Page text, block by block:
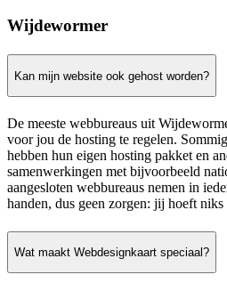
Wijdewormer
Kan mijn website ook gehost worden?
De meeste webbureaus uit
voor jou de hosting te regelen.
hebben hun eigen hosting pakket en
samenwerkingen met bijvoorbeeld
aangesloten webbureaus nemen in
handen, dus geen zorgen: jij hoeft niks
Wat maakt Webdesignkaart speciaal?